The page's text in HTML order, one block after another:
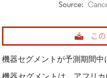
画像 © Mordor Intelligence。再利用に
機器セグメントが予測期間